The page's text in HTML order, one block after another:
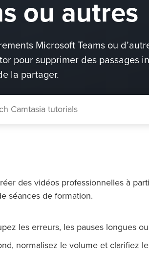
ou autres
Microsoft Teams ou
pour supprimer des passages
la partager.
des vidéos professionnelles à
séances de formation.
les erreurs, les pauses longues
normalisez le volume et clarifiez